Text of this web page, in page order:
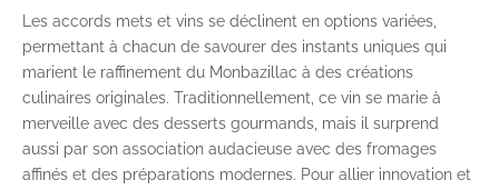
Les accords mets et vins se déclinent en options variées,
permettant à chacun de savourer des instants uniques qui
marient le raffinement du Monbazillac à des créations
culinaires originales. Traditionnellement, ce vin se marie à
merveille avec des desserts gourmands, mais il surprend
aussi par son association audacieuse avec des fromages
affinés et des préparations modernes. Pour allier innovation et